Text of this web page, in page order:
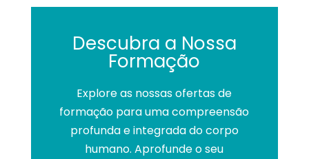
Descubra a Nossa
Formação
Explore as nossas ofertas de
formação para uma compreensão
profunda e integrada do corpo
humano. Aprofunde o seu